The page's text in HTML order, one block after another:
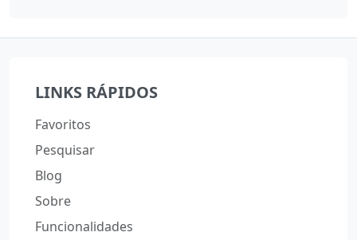
LINKS RÁPIDOS
Favoritos
Pesquisar
Blog
Sobre
Funcionalidades